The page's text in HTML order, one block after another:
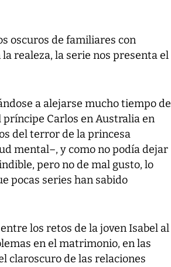
oscuros de familiares con
realeza, la serie nos presenta el
a alejarse mucho tiempo de
Carlos en Australia en
del terror de la princesa
mental–, y como no podía dejar
pero no de mal gusto, lo
pocas series han sabido
los retos de la joven Isabel al
en el matrimonio, en las
claroscuro de las relaciones